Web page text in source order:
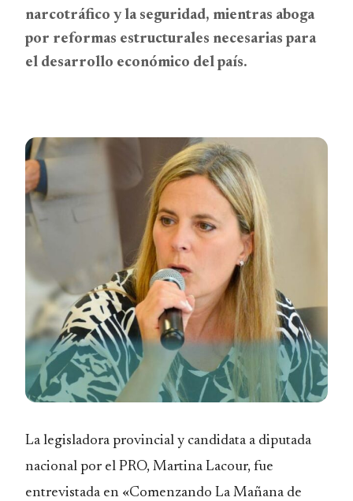
narcotráfico y la seguridad, mientras aboga
por reformas estructurales necesarias para
el desarrollo económico del país.
La legisladora provincial y candidata a diputada
nacional por el PRO, Martina Lacour, fue
entrevistada en «Comenzando La Mañana de